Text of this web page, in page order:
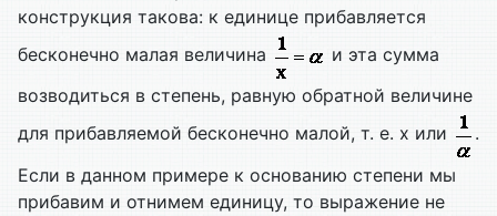
конструкция такова: к единице прибавляется
бесконечно малая величина
и эта сумма
возводиться в степень, равную обратной величине
для прибавляемой бесконечно малой, т. е. х или
.
Если в данном примере к основанию степени мы
прибавим и отнимем единицу, то выражение не